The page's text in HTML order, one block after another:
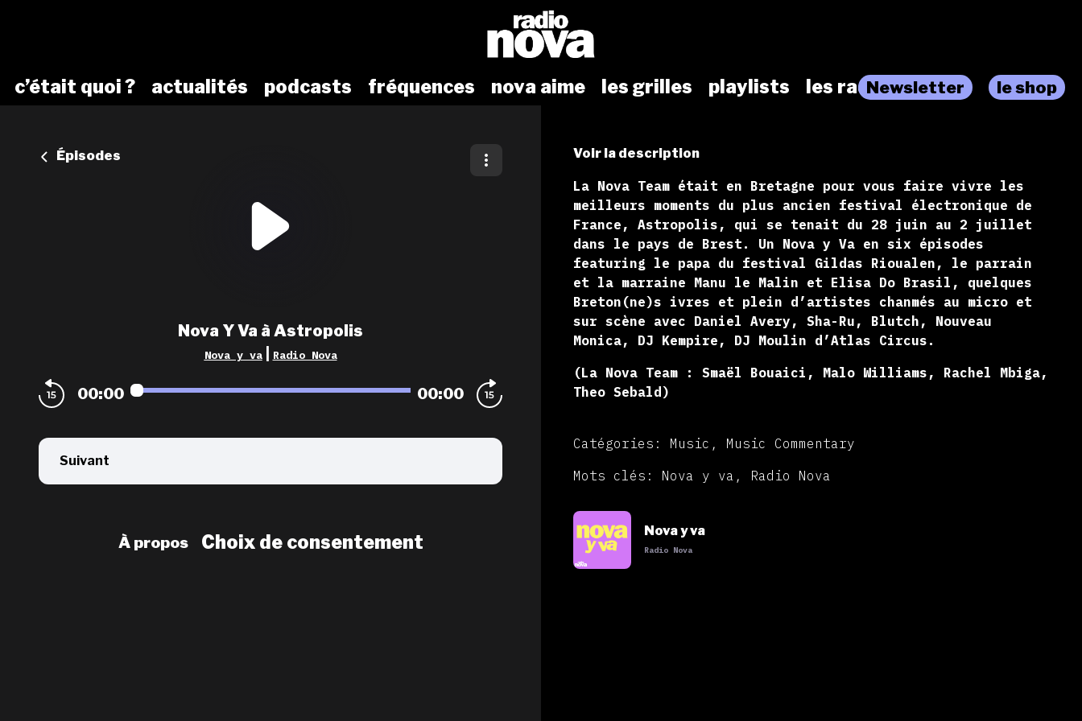
c’était quoi ? actualités podcasts fréquences nova aime les grilles playlists les radiosNewsletter le shop
Épisodes
Nova Y Va à Astropolis
Nova y va Radio Nova
00:00 00:00
Suivant
À propos Choix de consentement
Voir la description
La Nova Team était en Bretagne pour vous faire vivre les
meilleurs moments du plus ancien festival électronique de
France, Astropolis, qui se tenait du 28 juin au 2 juillet
dans le pays de Brest. Un Nova y Va en six épisodes
featuring le papa du festival Gildas Rioualen, le parrain
et la marraine Manu le Malin et Elisa Do Brasil, quelques
Breton(ne)s ivres et plein d’artistes chanmés au micro et
sur scène avec Daniel Avery, Sha-Ru, Blutch, Nouveau
Monica, DJ Kempire, DJ Moulin d’Atlas Circus.
(La Nova Team : Smaël Bouaici, Malo Williams, Rachel Mbiga,
Theo Sebald)
Catégories: Music, Music Commentary
Mots clés: Nova y va, Radio Nova
Nova y va
Radio Nova